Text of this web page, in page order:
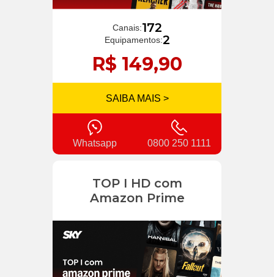
Canais:172
Equipamentos:2
R$ 149,90
SAIBA MAIS >
Whatsapp 0800 250 1111
TOP I HD com
Amazon Prime